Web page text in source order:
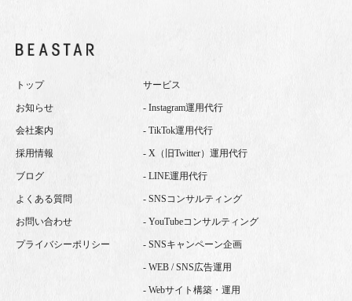
トップ
お知らせ
会社案内
採用情報
ブログ
よくある質問
お問い合わせ
プライバシーポリシー
サービス
- Instagram運用代行
- TikTok運用代行
- X（旧Twitter）運用代行
- LINE運用代行
- SNSコンサルティング
- YouTubeコンサルティング
- SNSキャンペーン企画
- WEB / SNS広告運用
- Webサイト構築・運用